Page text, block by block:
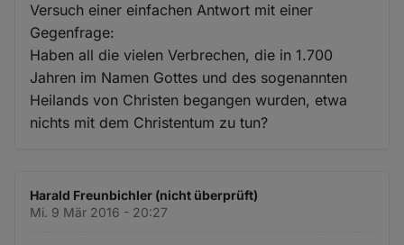
Versuch einer einfachen Antwort mit einer
Gegenfrage:
Haben all die vielen Verbrechen, die in 1.700
Jahren im Namen Gottes und des sogenannten
Heilands von Christen begangen wurden, etwa
nichts mit dem Christentum zu tun?
Harald Freunbichler (nicht überprüft)
Mi. 9 Mär 2016 - 20:27